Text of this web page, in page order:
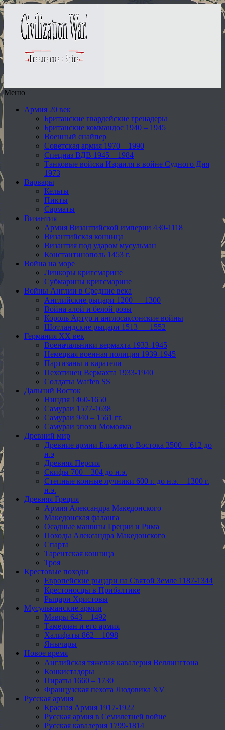
Меню
Армия 20 век
Британские гвардейские гренадеры
Британские коммандос 1940 – 1945
Военный снайпер
Советская армия 1970 – 1990
Спецназ ВДВ 1945 – 1984
Танковые войска Израиля в войне Судного Дня
1973
Варвары
Кельты
Пикты
Сарматы
Византия
Армия Византийской империи 430-1118
Византийская конница
Византия под ударом мусульман
Константинополь 1453 г.
Война на море
Линкоры кригсмарине
Субмарины кригсмарине
Войны Англии в Средние века
Английские рыцари 1200 — 1300
Война алой и белой розы
Король Артур и англосаксонские войны
Шотландские рыцари 1513 — 1552
Германия XX век
Военачальники вермахта 1933-1945
Немецкая военная полиция 1939-1945
Партизаны и каратели
Пехотинец Вермахта 1933-1940
Солдаты Waffen SS
Дальний Восток
Ниндзя 1460-1650
Самураи 1577-1638
Самураи 940 – 1561 гг.
Самураи эпохи Момояма
Древний мир
Древние армии Ближнего Востока 3500 – 612 до
н.э
Древняя Персия
Скифы 700 – 304 до н.э.
Степные конные лучники 600 г. до н.э. – 1300 г.
н.э.
Древняя Греция
Армия Александра Македонского
Македонская фаланга
Осадные машины Греции и Рима
Походы Александра Македонского
Спарта
Тарентская конница
Троя
Крестовые походы
Европейские рыцари на Святой Земле 1187-1344
Крестоносцы в Прибалтике
Рыцари Христовы
Мусульманские армии
Мавры 643 – 1492
Тамерлан и его армия
Халифаты 862 – 1098
Янычары
Новое время
Английская тяжелая кавалерия Веллингтона
Конкистадоры
Пираты 1660 – 1730
Французская пехота Людовика XV
Русская армия
Красная Армия 1917-1922
Русская армия в Семилетней войне
Русская кавалерия 1799-1814